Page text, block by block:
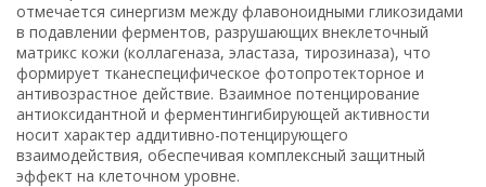
отмечается синергизм между флавоноидными гликозидами
в подавлении ферментов, разрушающих внеклеточный
матрикс кожи (коллагеназа, эластаза, тирозиназа), что
формирует тканеспецифическое фотопротекторное и
антивозрастное действие. Взаимное потенцирование
антиоксидантной и ферментингибирующей активности
носит характер аддитивно-потенцирующего
взаимодействия, обеспечивая комплексный защитный
эффект на клеточном уровне.